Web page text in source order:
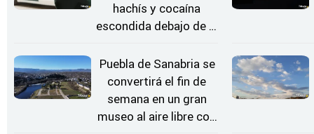
hachís y cocaína
escondida debajo de la
coche
Puebla de Sanabria se
convertirá el fin de
semana en un gran
museo al aire libre con